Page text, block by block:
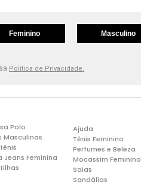
Feminino Masculino
Política de Privacidade.
Polo
Masculinas
Jeans Feminina
Ajuda
Tênis Feminino
Perfumes e Beleza
Mocassim Feminino
Saias
Sandálias